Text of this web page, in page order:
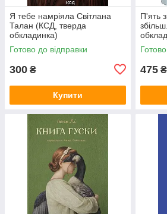
Я тебе намріяла Світлана
Талан (КСД, тверда
обкладинка)
Готово до відправки
300 ₴
Купити
П'ять
475 ₴